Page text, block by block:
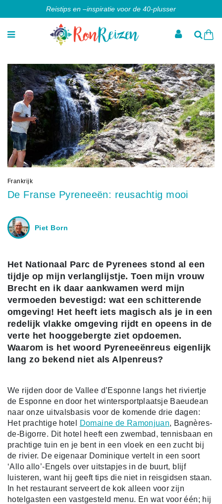
Reistips en –inspiratie voor de 40-plusser
Frankrijk
De Franse Pyreneeën: reusachtig mooi
Piet Born
Het Nationaal Parc de Pyrenees stond al een
tijdje op mijn verlanglijstje. Toen mijn vrouw
Brecht en ik daar aankwamen werd mijn
vermoeden bevestigd: wat een schitterende
omgeving! Het heeft iets magisch als je in een
redelijk vlakke omgeving rijdt en opeens in de
verte het hooggebergte ziet opdoemen.
Waarom is het woord Pyreneeënreus eigenlijk
lang zo bekend niet als Alpenreus?
We rijden door de Vallee d’Esponne langs het riviertje
de Esponne en door het wintersportplaatsje Baeudean
naar onze uitvalsbasis voor de komende drie dagen:
Het prachtige hotel
Domaine de Ramonjuan, Bagnères-
de-Bigorre. Dit hotel heeft een zwembad, tennisbaan en
prachtige tuin en je bent in een vloek en een zucht bij
de rivier. De eigenaar Dominique vertelt in een soort
‘Allo allo’-Engels over uitstapjes in de buurt, blijf
luisteren, want hij geeft tips die niet in reisgidsen staan.
In het restaurant serveert de kok alleen voor zijn
hotelgasten een vastgesteld menu. En wat voor één; hij